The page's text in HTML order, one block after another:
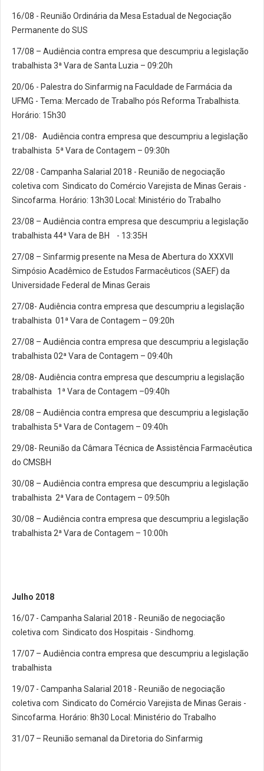
16/08 - Reunião Ordinária da Mesa Estadual de Negociação
Permanente do SUS
17/08 – Audiência contra empresa que descumpriu a legislação
trabalhista 3ª Vara de Santa Luzia – 09:20h
20/06 - Palestra do Sinfarmig na Faculdade de Farmácia da
UFMG - Tema: Mercado de Trabalho pós Reforma Trabalhista.
Horário: 15h30
21/08- Audiência contra empresa que descumpriu a legislação
trabalhista 5ª Vara de Contagem – 09:30h
22/08 - Campanha Salarial 2018 - Reunião de negociação
coletiva com Sindicato do Comércio Varejista de Minas Gerais -
Sincofarma. Horário: 13h30 Local: Ministério do Trabalho
23/08 – Audiência contra empresa que descumpriu a legislação
trabalhista 44ª Vara de BH - 13:35H
27/08 – Sinfarmig presente na Mesa de Abertura do XXXVII
Simpósio Acadêmico de Estudos Farmacêuticos (SAEF) da
Universidade Federal de Minas Gerais
27/08- Audiência contra empresa que descumpriu a legislação
trabalhista 01ª Vara de Contagem – 09:20h
27/08 – Audiência contra empresa que descumpriu a legislação
trabalhista 02ª Vara de Contagem – 09:40h
28/08- Audiência contra empresa que descumpriu a legislação
trabalhista 1ª Vara de Contagem –09:40h
28/08 – Audiência contra empresa que descumpriu a legislação
trabalhista 5ª Vara de Contagem – 09:40h
29/08- Reunião da Câmara Técnica de Assistência Farmacêutica
do CMSBH
30/08 – Audiência contra empresa que descumpriu a legislação
trabalhista 2ª Vara de Contagem – 09:50h
30/08 – Audiência contra empresa que descumpriu a legislação
trabalhista 2ª Vara de Contagem – 10:00h
Julho 2018
16/07 - Campanha Salarial 2018 - Reunião de negociação
coletiva com Sindicato dos Hospitais - Sindhomg.
17/07 – Audiência contra empresa que descumpriu a legislação
trabalhista
19/07 - Campanha Salarial 2018 - Reunião de negociação
coletiva com Sindicato do Comércio Varejista de Minas Gerais -
Sincofarma. Horário: 8h30 Local: Ministério do Trabalho
31/07 – Reunião semanal da Diretoria do Sinfarmig